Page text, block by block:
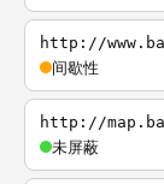
http://
间歇性
http://
未屏蔽